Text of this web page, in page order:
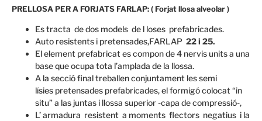
PRELLOSA PER A FORJATS FARLAP: ( Forjat llosa alveolar )
Es tracta de dos models de l loses prefabricades.
Auto resistents i pretensades,FARLAP 22 i 25.
Elelement prefabricat escomponde 4 nervis unitsa una
baseque ocupa tota l’amplada de la llossa.
A la secció finaltreballen conjuntament lessemi
lísies pretensades prefabricades,el formigócolocat “in
situ”a las juntas i llossa superior-capa decompressió-,
L’ armadura resistent a moments flectors negatius i la